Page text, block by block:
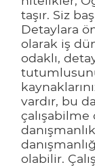
taşır. Siz
Detaylara
olarak iş
odaklı,
vardır, bu
çalışabilme
olabilir.